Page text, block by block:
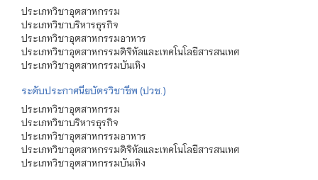
ประเภทวิชาอุตสาหกรรม
ประเภทวิชาบริหารธุรกิจ
ประเภทวิชาอุตสาหกรรมอาหาร
ประเภทวิชาอุตสาหกรรมดิจิทัลและเทคโนโลยีสารสนเทศ
ประเภทวิชาอุตสาหกรรมบันเทิง
ระดับประกาศนียบัตรวิชาชีพ (ปวช.)
ประเภทวิชาอุตสาหกรรม
ประเภทวิชาบริหารธุรกิจ
ประเภทวิชาอุตสาหกรรมอาหาร
ประเภทวิชาอุตสาหกรรมดิจิทัลและเทคโนโลยีสารสนเทศ
ประเภทวิชาอุตสาหกรรมบันเทิง